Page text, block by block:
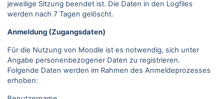
jeweilige Sitzung beendet ist. Die Daten in den Logfiles
werden nach 7 Tagen gelöscht.
Anmeldung (Zugangsdaten)
Für die Nutzung von Moodle ist es notwendig, sich unter
Angabe personenbezogener Daten zu registrieren.
Folgende Daten werden im Rahmen des Anmeldeprozesses
erhoben: